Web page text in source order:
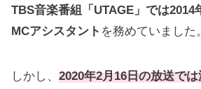
TBS音楽番組「UTAGE」では2014
MCアシスタント を務めていました。
しかし、2020年2月16日の放送で